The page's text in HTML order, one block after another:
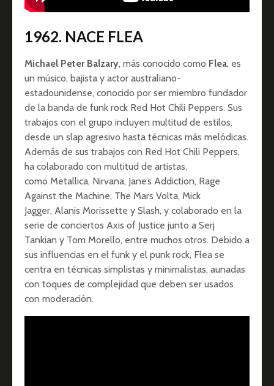
1962. NACE FLEA
Michael Peter Balzary, más conocido como Flea, es
un músico, bajista y actor australiano-
estadounidense, conocido por ser miembro fundador
de la banda de funk rock Red Hot Chili Peppers. Sus
trabajos con el grupo incluyen multitud de estilos,
desde un slap agresivo hasta técnicas más melódicas.
Además de sus trabajos con Red Hot Chili Peppers,
ha colaborado con multitud de artistas,
como Metallica, Nirvana, Jane’s Addiction, Rage
Against the Machine, The Mars Volta, Mick
Jagger, Alanis Morissette y Slash, y colaborado en la
serie de conciertos Axis of Justice junto a Serj
Tankian y Tom Morello, entre muchos otros. Debido a
sus influencias en el funk y el punk rock, Flea se
centra en técnicas simplistas y minimalistas, aunadas
con toques de complejidad que deben ser usados
con moderación.